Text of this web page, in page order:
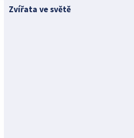
Zvířata ve světě